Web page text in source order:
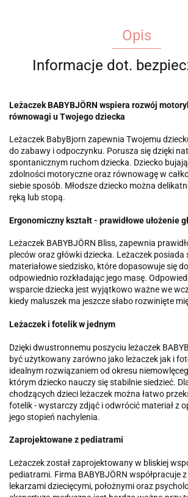
Opis
Informacje dot.
Leżaczek BABYBJÖRN wspiera rozwój
równowagi u Twojego dziecka
Leżaczek BabyBjorn zapewnia Twojemu
do zabawy i odpoczynku. Porusza się dzięki
spontanicznym ruchom dziecka. Dziecko
zdolności motoryczne oraz równowagę w
siebie sposób. Młodsze dziecko można
ręką lub stopą.
Ergonomiczny kształt - prawidłowe ułożenie
Leżaczek BABYBJÖRN Bliss, zapewnia
pleców oraz główki dziecka. Leżaczek posiada
materiałowe siedzisko, które dopasowuje się
odpowiednio rozkładając jego masę.
wsparcie dziecka jest wyjątkowo ważne we
kiedy maluszek ma jeszcze słabo rozwinięte
Leżaczek i fotelik w jednym
Dzięki dwustronnemu poszyciu leżaczek
być użytkowany zarówno jako leżaczek jak i
idealnym rozwiązaniem od okresu
którym dziecko nauczy się stabilnie siedzieć.
chodzących dzieci leżaczek można łatwo
fotelik - wystarczy zdjąć i odwrócić materiał z
jego stopień nachylenia.
Zaprojektowane z pediatrami
Leżaczek został zaprojektowany w bliskiej
pediatrami. Firma BABYBJÖRN współpracuje
lekarzami dziecięcymi, położnymi oraz